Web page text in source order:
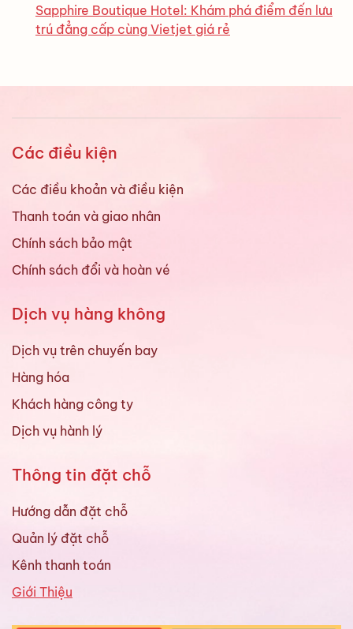
Sapphire Boutique Hotel: Khám phá điểm đến lưu
trú đẳng cấp cùng Vietjet giá rẻ
Các điều kiện
Các điều khoản và điều kiện
Thanh toán và giao nhân
Chính sách bảo mật
Chính sách đổi và hoàn vé
Dịch vụ hàng không
Dịch vụ trên chuyến bay
Hàng hóa
Khách hàng công ty
Dịch vụ hành lý
Thông tin đặt chỗ
Hướng dẫn đặt chỗ
Quản lý đặt chỗ
Kênh thanh toán
Giới Thiệu